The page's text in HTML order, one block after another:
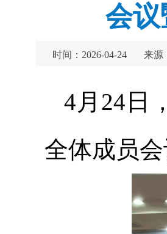
会
时间：2026-04-24 来源
4月24日
全体成员